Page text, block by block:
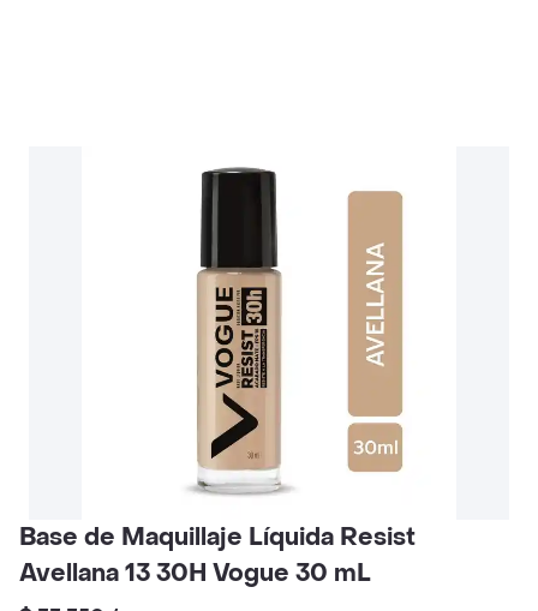
Base de Maquillaje Líquida Resist
Avellana 13 30H Vogue 30 mL